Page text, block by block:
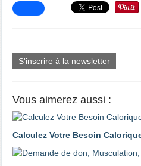
S'inscrire à la newsletter
Vous aimerez aussi :
Calculez Votre Besoin